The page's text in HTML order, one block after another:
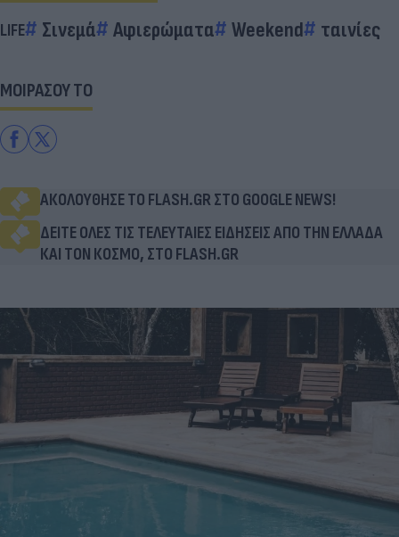
LIFE Σινεμά Αφιερώματα Weekend ταινίες
ΜΟΙΡΑΣΟΥ ΤΟ
ΑΚΟΛΟΥΘΗΣΕ ΤΟ FLASH.GR ΣΤΟ GOOGLE NEWS!
ΔΕΙΤΕ ΟΛΕΣ ΤΙΣ ΤΕΛΕΥΤΑΙΕΣ ΕΙΔΗΣΕΙΣ ΑΠΟ ΤΗΝ ΕΛΛΑΔΑ
ΚΑΙ ΤΟΝ ΚΟΣΜΟ, ΣΤΟ FLASH.GR